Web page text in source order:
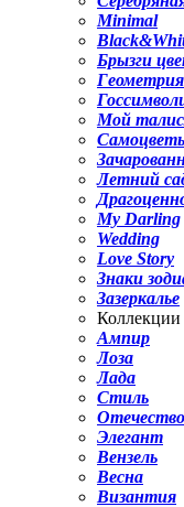
Minimal
Брызги
Геометрия
Мой
Летний
My Darling
Wedding
Love Story
Знаки
Зазеркалье
Коллекции
Ампир
Лоза
Лада
Стиль
Отечество
Элегант
Вензель
Весна
Византия